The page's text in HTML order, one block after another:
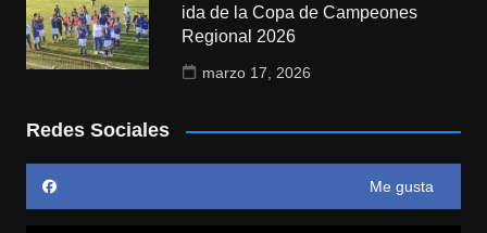
ida de la Copa de Campeones
Regional 2026
marzo 17, 2026
Redes Sociales
Me gusta